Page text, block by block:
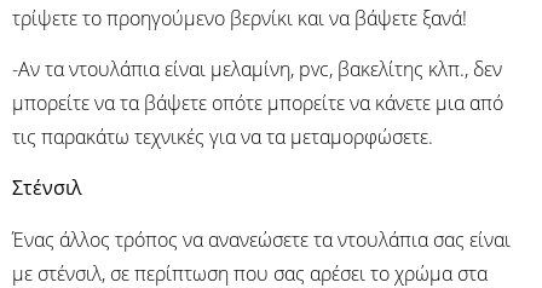
τρίψετε το προηγούμενο βερνίκι και να βάψετε ξανά!
-Αν τα ντουλάπια είναι μελαμίνη, pvc, βακελίτης κλπ., δεν
μπορείτε να τα βάψετε οπότε μπορείτε να κάνετε μια από
τις παρακάτω τεχνικές για να τα μεταμορφώσετε.
Στένσιλ
Ένας άλλος τρόπος να ανανεώσετε τα ντουλάπια σας είναι
με στένσιλ, σε περίπτωση που σας αρέσει το χρώμα στα